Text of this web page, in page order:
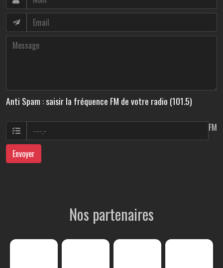
Anti Spam : saisir la fréquence FM de votre radio (101.5)
FM
Envoyer
Nos partenaires